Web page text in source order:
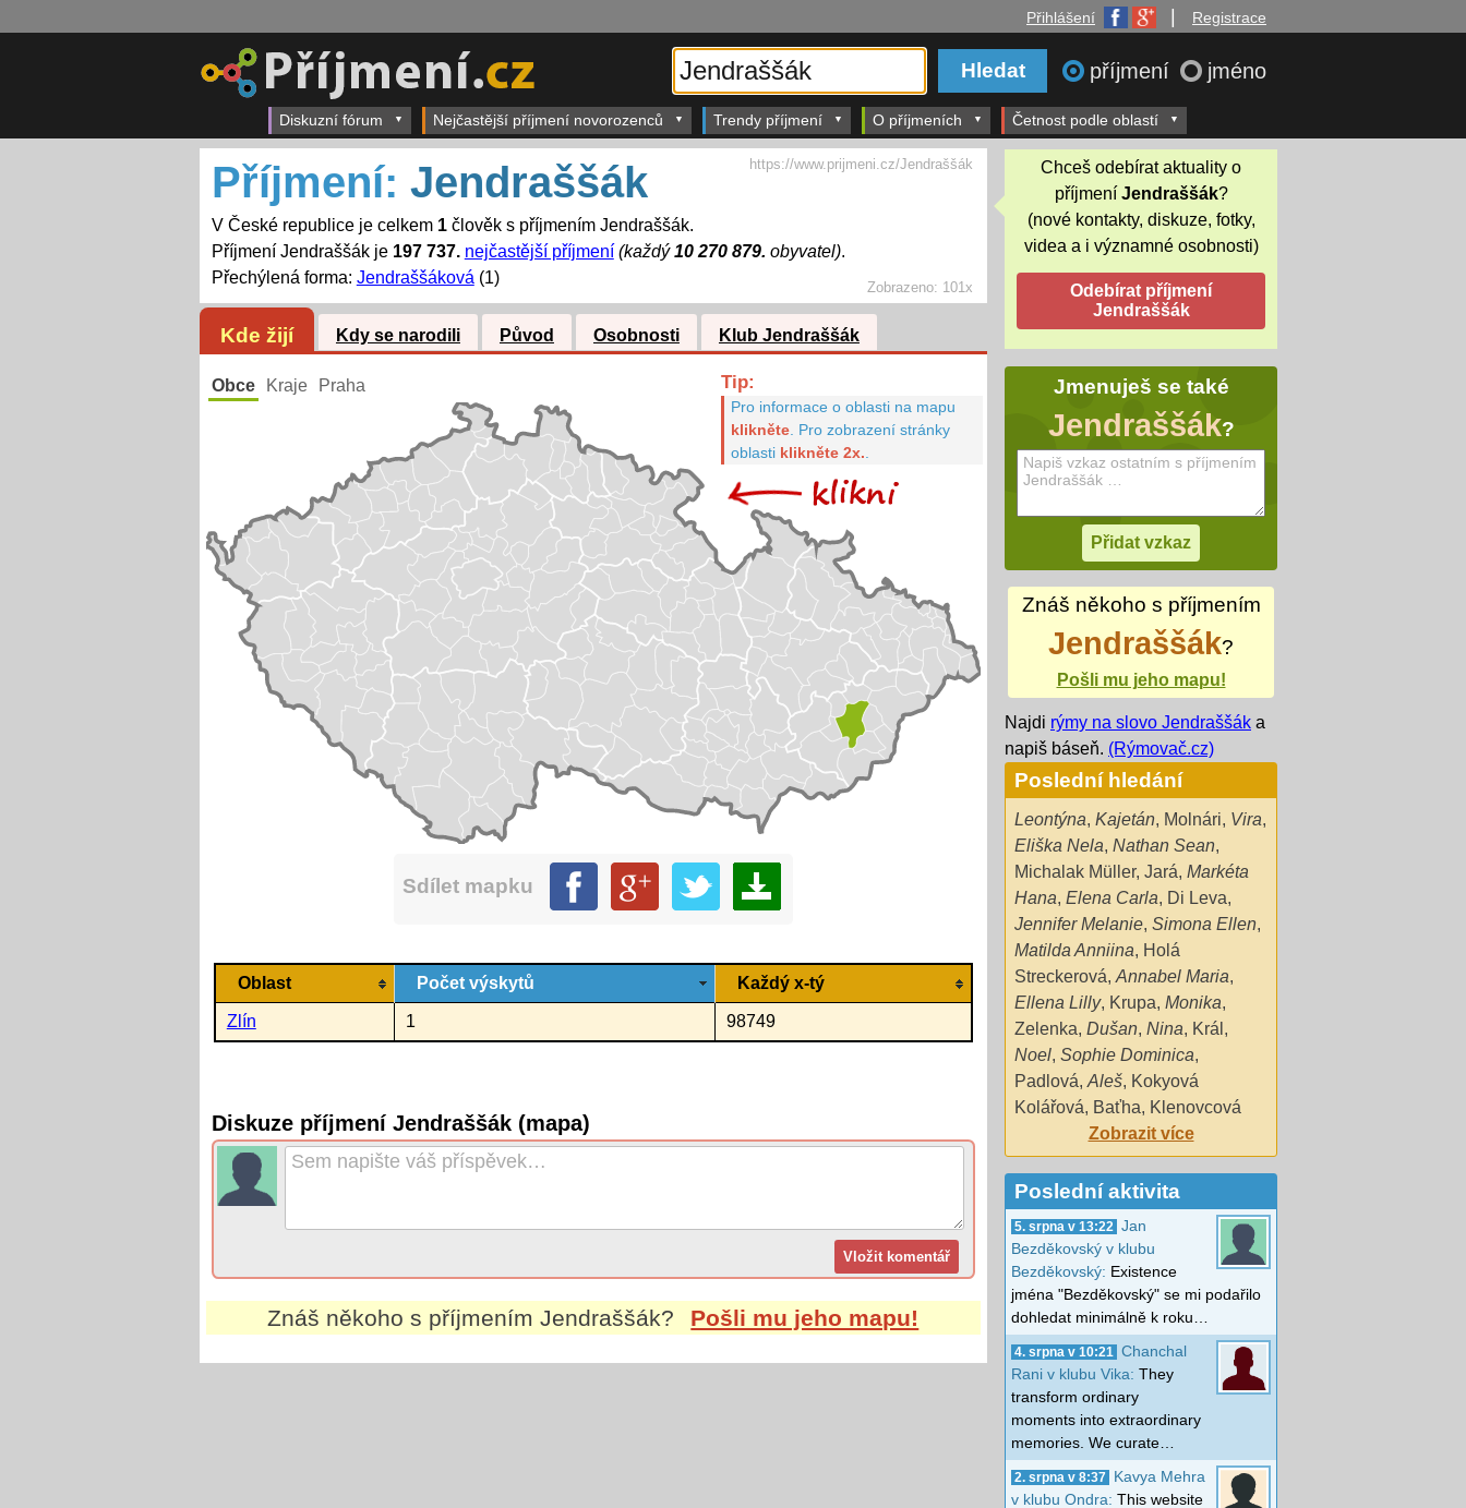
Přihlášení Registrace
příjmení jméno
Diskuzní fórum Nejčastější příjmení novorozenců Trendy příjmení O příjmeních Četnost podle oblastí
Zobrazeno: 101x
Příjmení: Jendraššák
V České republice je celkem 1člověk s příjmením Jendraššák.
Příjmení Jendraššák je 197 737. nejčastější příjmení (každý10 270 879. obyvatel).
Přechýlená forma: Jendraššáková (1)
https://www.prijmeni.cz/Jendraššák
Kde žijí Kdy se narodili Původ Osobnosti Klub Jendraššák
Obce Kraje Praha Tip:
Pro informace o oblasti na mapu
klikněte. Pro zobrazení stránky
oblasti klikněte 2x.
Sdílet mapku
Oblast Počet výskytů Každý x-tý
Zlín 1 98749
Diskuze příjmení Jendraššák (mapa)
Znáš někoho s příjmenímJendraššák? Pošli mu jeho mapu!
Chceš odebírat aktuality o
příjmení Jendraššák?
(nové kontakty, diskuze, fotky,
videa a i významné osobnosti)
Jmenuješ se také
Jendraššák?
Znáš někoho s příjmením
Jendraššák?
Pošli mu jeho mapu!
Najdi rýmy na slovo Jendraššák a
napiš báseň. (Rýmovač.cz)
Poslední hledání
Leontýna, Kajetán, Molnári, Vira,
Eliška Nela, Nathan Sean,
Michalak Müller, Jará, Markéta
Hana, Elena Carla, Di Leva,
Jennifer Melanie, Simona Ellen,
Matilda Anniina, Holá
Streckerová, Annabel Maria,
Ellena Lilly, Krupa, Monika,
Zelenka, Dušan, Nina, Král ,
Noel, Sophie Dominica,
Padlová, Aleš, Kokyová
Kolářová, Baťha, Klenovcová
Zobrazit více
Poslední aktivita
5. srpna v 13:22
Jan
Bezděkovský v klubu
Bezděkovský: Existence
jména "Bezděkovský" se mi podařilo
dohledat minimálně k roku…
4. srpna v 10:21
Chanchal
Rani v klubu Vika: They
transform ordinary
moments into extraordinary
memories. We curate…
2. srpna v 8:37
Kavya Mehra
v klubu Ondra: This website